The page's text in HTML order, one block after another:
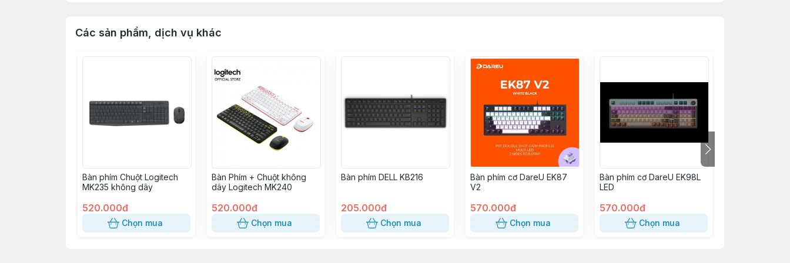
Các sản phẩm, dịch vụ khác
Bàn phím Chuột Logitech
MK235 không dây
520.000đ
Chọn mua
Bàn Phím + Chuột không
dây Logitech MK240
520.000đ
Chọn mua
Bàn phím DELL KB216
205.000đ
Chọn mua
Bàn phím cơ DareU EK87
V2
570.000đ
Chọn mua
Bàn phím cơ DareU EK98L
LED
570.000đ
Chọn mua